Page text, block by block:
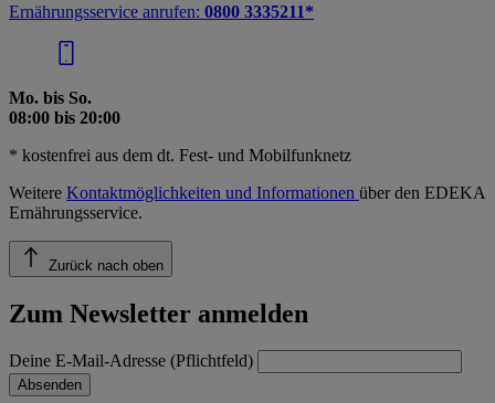
Ernährungsservice anrufen: 0800 3335211*
Mo. bis So.
08:00 bis 20:00
* kostenfrei aus dem dt. Fest- und Mobilfunknetz
Weitere Kontaktmöglichkeiten und Informationen über den EDEKA
Ernährungsservice.
Zurück nach oben
Zum Newsletter anmelden
Deine E-Mail-Adresse (Pflichtfeld)
Absenden